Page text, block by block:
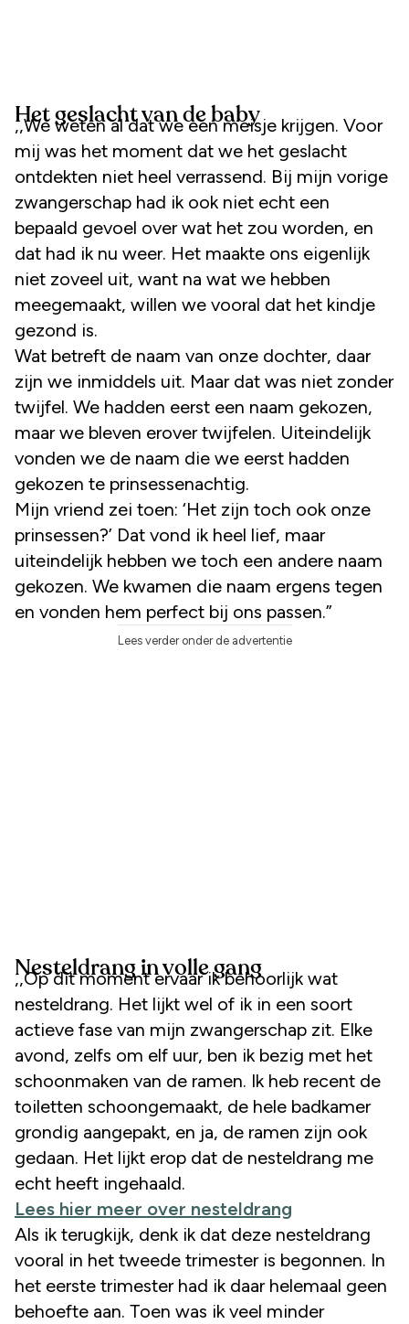
Het geslacht van de baby
,,We weten al dat we een meisje krijgen. Voor
mij was het moment dat we het geslacht
ontdekten niet heel verrassend. Bij mijn vorige
zwangerschap had ik ook niet echt een
bepaald gevoel over wat het zou worden, en
dat had ik nu weer. Het maakte ons eigenlijk
niet zoveel uit, want na wat we hebben
meegemaakt, willen we vooral dat het kindje
gezond is.
Wat betreft de naam van onze dochter, daar
zijn we inmiddels uit. Maar dat was niet zonder
twijfel. We hadden eerst een naam gekozen,
maar we bleven erover twijfelen. Uiteindelijk
vonden we de naam die we eerst hadden
gekozen te prinsessenachtig.
Mijn vriend zei toen: ‘Het zijn toch ook onze
prinsessen?’ Dat vond ik heel lief, maar
uiteindelijk hebben we toch een andere naam
gekozen. We kwamen die naam ergens tegen
en vonden hem perfect bij ons passen.”
Lees verder onder de advertentie
Nesteldrang in volle gang
,,Op dit moment ervaar ik behoorlijk wat
nesteldrang. Het lijkt wel of ik in een soort
actieve fase van mijn zwangerschap zit. Elke
avond, zelfs om elf uur, ben ik bezig met het
schoonmaken van de ramen. Ik heb recent de
toiletten schoongemaakt, de hele badkamer
grondig aangepakt, en ja, de ramen zijn ook
gedaan. Het lijkt erop dat de nesteldrang me
echt heeft ingehaald.
Lees hier meer over nesteldrang
Als ik terugkijk, denk ik dat deze nesteldrang
vooral in het tweede trimester is begonnen. In
het eerste trimester had ik daar helemaal geen
behoefte aan. Toen was ik veel minder